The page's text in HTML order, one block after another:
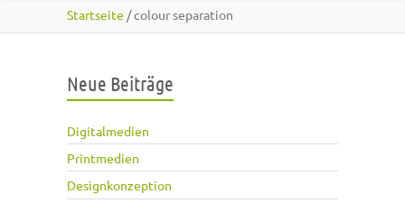
Startseite / colour separation
Neue Beiträge
Digitalmedien
Printmedien
Designkonzeption